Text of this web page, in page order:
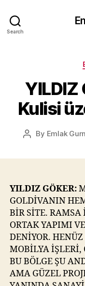
Search
YILDIZ
Kulisi
Post
By Emlak
YILDIZ GÖKER:
GOLDİVANIN
BİR SİTE.
ORTAK YAPIMI
DENİYOR.
MOBİLYA İŞLERİ,
BU BÖLGE ŞU
AMA GÜZEL